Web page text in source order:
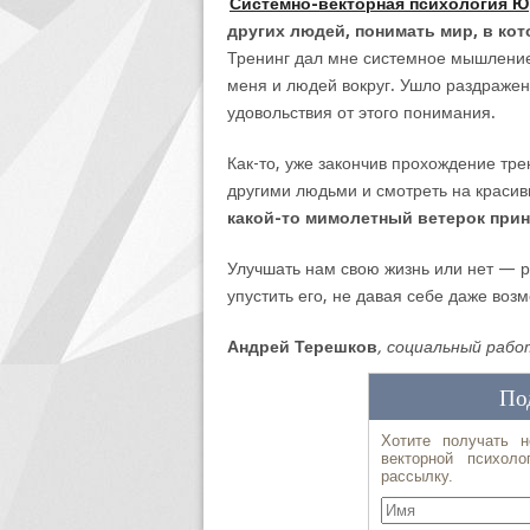
других людей, понимать мир, в
Тренинг дал мне системное
меня и людей вокруг. Ушло
удовольствия от этого понимания.
Как-то, уже закончив прохождение
другими людьми и смотреть на
какой-то мимолетный ветерок
Улучшать нам свою жизнь или нет —
упустить его, не давая себе даже
Андрей Терешков, социальный